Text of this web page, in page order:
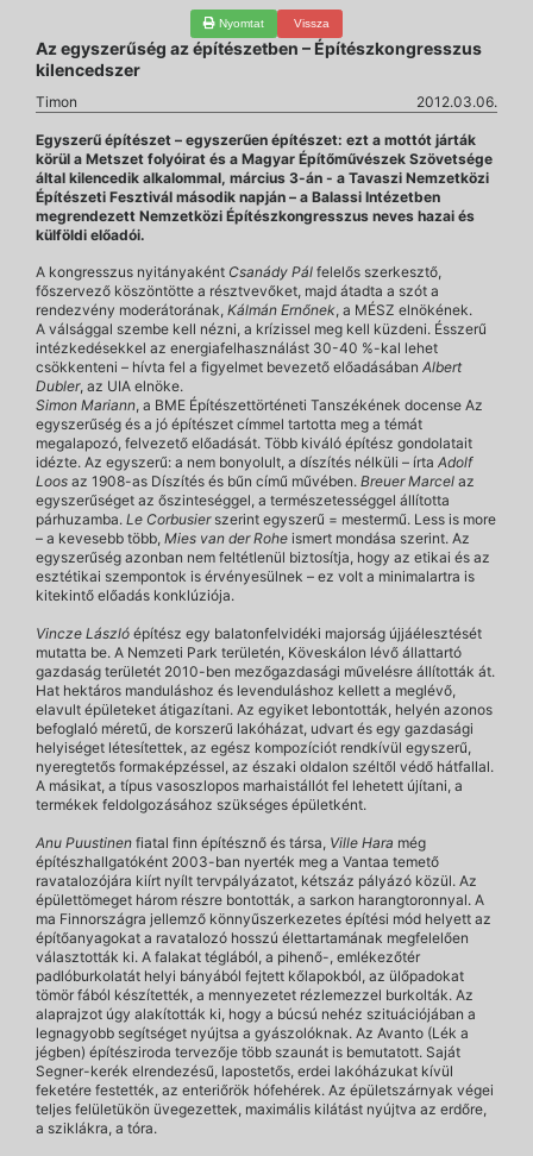
Nyomtat Vissza
Az egyszerűség az építészetben – Építészkongresszus
kilencedszer
Timon 2012.03.06.
Egyszerű építészet – egyszerűen építészet: ezt a mottót járták
körül a Metszet folyóirat és a Magyar Építőművészek Szövetsége
által kilencedik alkalommal, március 3-án - a Tavaszi Nemzetközi
Építészeti Fesztivál második napján – a Balassi Intézetben
megrendezett Nemzetközi Építészkongresszus neves hazai és
külföldi előadói.
A kongresszus nyitányaként Csanády Pál felelős szerkesztő,
főszervező köszöntötte a résztvevőket, majd átadta a szót a
rendezvény moderátorának, Kálmán Ernőnek, a MÉSZ elnökének.
A válsággal szembe kell nézni, a krízissel meg kell küzdeni. Ésszerű
intézkedésekkel az energiafelhasználást 30-40 %-kal lehet
csökkenteni – hívta fel a figyelmet bevezető előadásában Albert
Dubler, az UIA elnöke.
Simon Mariann, a BME Építészettörténeti Tanszékének docense Az
egyszerűség és a jó építészet címmel tartotta meg a témát
megalapozó, felvezető előadását. Több kiváló építész gondolatait
idézte. Az egyszerű: a nem bonyolult, a díszítés nélküli – írta Adolf
Loos az 1908-as Díszítés és bűn című művében. Breuer Marcel az
egyszerűséget az őszinteséggel, a természetességgel állította
párhuzamba. Le Corbusierszerint egyszerű = mestermű. Less is more
– a kevesebb több, Mies van der Rohe ismert mondása szerint. Az
egyszerűség azonban nem feltétlenül biztosítja, hogy az etikai és az
esztétikai szempontok is érvényesülnek – ez volt a minimalartra is
kitekintő előadás konklúziója.
Vincze László építész egy balatonfelvidéki majorság újjáélesztését
mutatta be. A Nemzeti Park területén, Köveskálon lévő állattartó
gazdaság területét 2010-ben mezőgazdasági művelésre állították át.
Hat hektáros manduláshoz és levenduláshoz kellett a meglévő,
elavult épületeket átigazítani. Az egyiket lebontották, helyén azonos
befoglaló méretű, de korszerű lakóházat, udvart és egy gazdasági
helyiséget létesítettek, az egész kompozíciót rendkívül egyszerű,
nyeregtetős formaképzéssel, az északi oldalon széltől védő hátfallal.
A másikat, a típus vasoszlopos marhaistállót fel lehetett újítani, a
termékek feldolgozásához szükséges épületként.
Anu Puustinen fiatal finn építésznő és társa, Ville Hara még
építészhallgatóként 2003-ban nyerték meg a Vantaa temető
ravatalozójára kiírt nyílt tervpályázatot, kétszáz pályázó közül. Az
épülettömeget három részre bontották, a sarkon harangtoronnyal. A
ma Finnországra jellemző könnyűszerkezetes építési mód helyett az
építőanyagokat a ravatalozó hosszú élettartamának megfelelően
választották ki. A falakat téglából, a pihenő-, emlékezőtér
padlóburkolatát helyi bányából fejtett kőlapokból, az ülőpadokat
tömör fából készítették, a mennyezetet rézlemezzel burkolták. Az
alaprajzot úgy alakították ki, hogy a búcsú nehéz szituációjában a
legnagyobb segítséget nyújtsa a gyászolóknak. Az Avanto (Lék a
jégben) építésziroda tervezője több szaunát is bemutatott. Saját
Segner-kerék elrendezésű, lapostetős, erdei lakóházukat kívül
feketére festették, az enteriőrök hófehérek. Az épületszárnyak végei
teljes felületükön üvegezettek, maximális kilátást nyújtva az erdőre,
a sziklákra, a tóra.